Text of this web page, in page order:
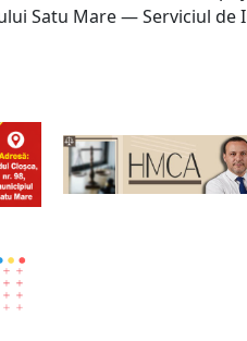
Satu Mare — Serviciul de